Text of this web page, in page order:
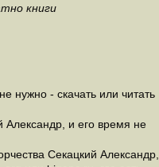
книги
нужно - скачать или читать
Александр, и его время не
Секацкий Александр,